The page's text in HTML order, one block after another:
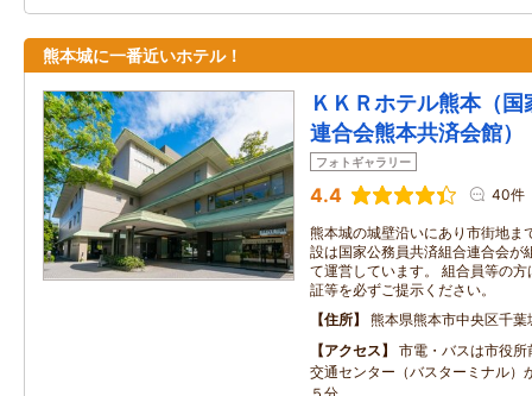
熊本城に一番近いホテル！
ＫＫＲホテル熊本（
連合会熊本共済会館）
フォトギャラリー
4.4 40件
熊本城の城壁沿いにあり市街地ま
設は国家公務員共済組合連合会が
て運営しています。 組合員等の
証等を必ずご提示ください。
住所
熊本県熊本市中央区千葉
アクセス
市電・バスは市役
交通センター（バスターミナル